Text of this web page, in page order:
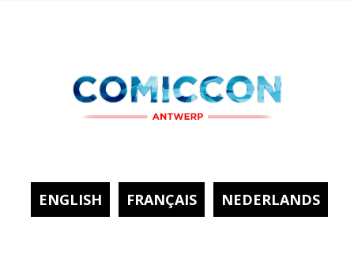
ENGLISH FRANÇAIS NEDERLANDS